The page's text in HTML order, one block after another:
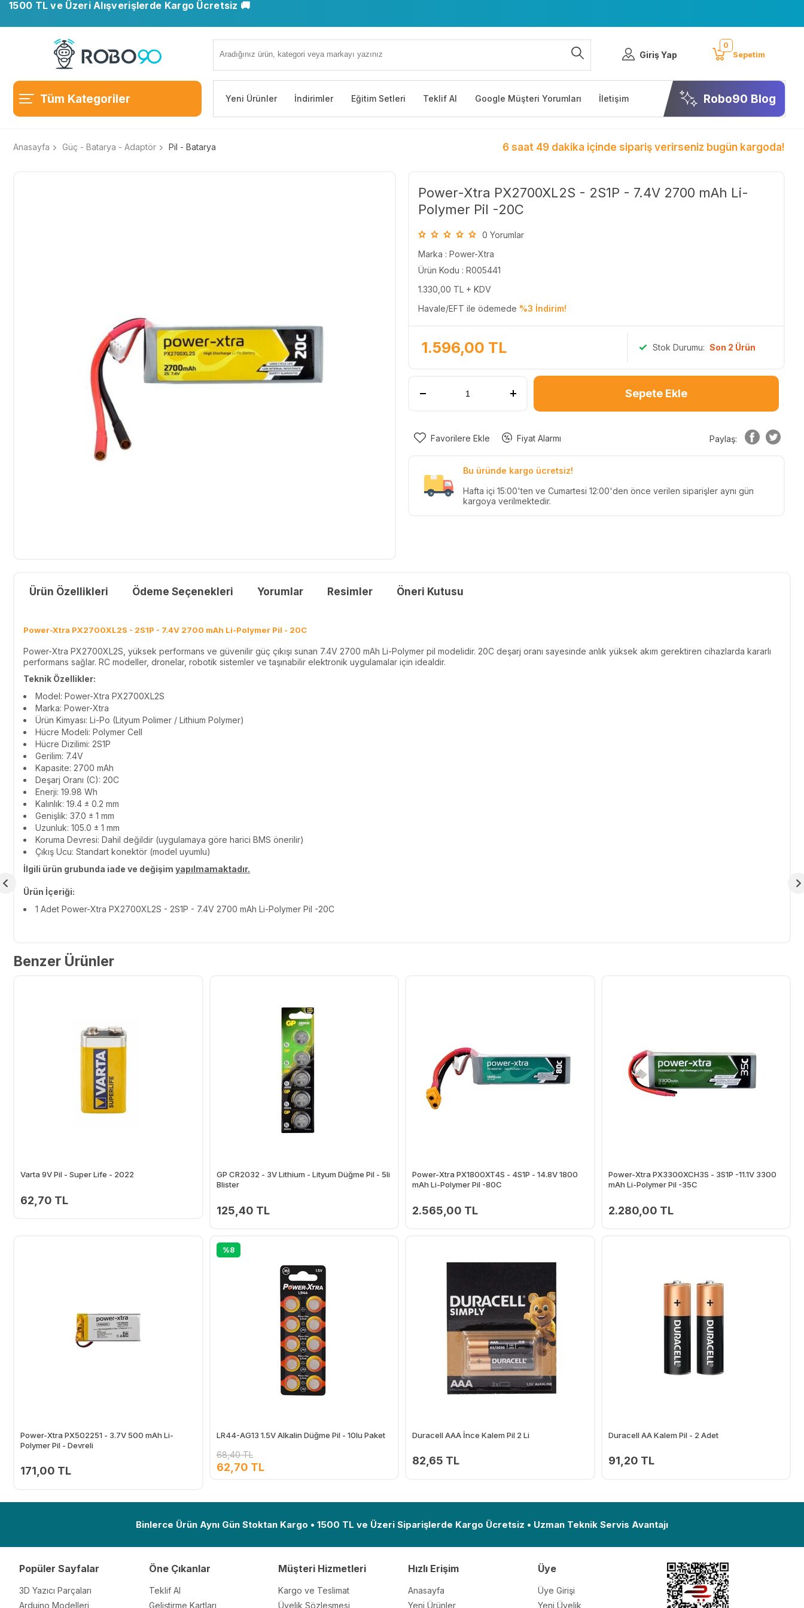
1500 TL ve Üzeri Alışverişlerde Kargo Ücretsiz 🚚
Giriş Yap
0
Sepetim
Tüm Kategoriler Yeni Ürünler İndirimler Eğitim Setleri Teklif Al Google Müşteri Yorumları İletişim Robo90 Blog
Anasayfa Güç - Batarya - Adaptör Pil - Batarya 6 saat 49 dakika içinde sipariş verirseniz bugün kargoda!
Power-Xtra PX2700XL2S - 2S1P - 7.4V 2700 mAh Li-
Polymer Pil -20C
0 Yorumlar
Marka : Power-Xtra
Ürün Kodu : R005441
1.330,00 TL + KDV
Havale/EFT ile ödemede %3 İndirim!
1.596,00 TL Stok Durumu: Son 2 Ürün
Sepete Ekle
Favorilere Ekle Fiyat Alarmı Paylaş:
Bu üründe kargo ücretsiz!
Hafta içi 15:00'ten ve Cumartesi 12:00'den önce verilen siparişler aynı gün
kargoya verilmektedir.
Ürün Özellikleri Ödeme Seçenekleri Yorumlar Resimler Öneri Kutusu
Power-Xtra PX2700XL2S - 2S1P - 7.4V 2700 mAh Li-Polymer Pil - 20C
Power-Xtra PX2700XL2S, yüksek performans ve güvenilir güç çıkışı sunan 7.4V 2700 mAh Li-Polymer pil modelidir. 20C deşarj oranı sayesinde anlık yüksek akım gerektiren cihazlarda kararlı
performans sağlar. RC modeller, dronelar, robotik sistemler ve taşınabilir elektronik uygulamalar için idealdir.
Teknik Özellikler:
Model: Power-Xtra PX2700XL2S
Marka: Power-Xtra
Ürün Kimyası: Li-Po (Lityum Polimer / Lithium Polymer)
Hücre Modeli: Polymer Cell
Hücre Dizilimi: 2S1P
Gerilim: 7.4V
Kapasite: 2700 mAh
Deşarj Oranı (C): 20C
Enerji: 19.98 Wh
Kalınlık: 19.4 ± 0.2 mm
Genişlik: 37.0 ± 1 mm
Uzunluk: 105.0 ± 1 mm
Koruma Devresi: Dahil değildir (uygulamaya göre harici BMS önerilir)
Çıkış Ucu: Standart konektör (model uyumlu)
İlgili ürün grubunda iade ve değişim yapılmamaktadır.
Ürün İçeriği:
1 Adet Power-Xtra PX2700XL2S - 2S1P - 7.4V 2700 mAh Li-Polymer Pil -20C
Benzer Ürünler
Varta 9V Pil - Super Life - 2022
62,70 TL
GP CR2032 - 3V Lithium - Lityum Düğme Pil - 5li
Blister
125,40 TL
Power-Xtra PX1800XT4S - 4S1P - 14.8V 1800
mAh Li-Polymer Pil -80C
2.565,00 TL
Power-Xtra PX3300XCH3S - 3S1P -11.1V 3300
mAh Li-Polymer Pil -35C
2.280,00 TL
Power-Xtra PX502251 - 3.7V 500 mAh Li-
Polymer Pil - Devreli
171,00 TL
%8
LR44-AG13 1.5V Alkalin Düğme Pil - 10lu Paket
68,40 TL
62,70 TL
Duracell AAA İnce Kalem Pil 2 Li
82,65 TL
Duracell AA Kalem Pil - 2 Adet
91,20 TL
Binlerce Ürün Aynı Gün Stoktan Kargo • 1500 TL ve Üzeri Siparişlerde Kargo Ücretsiz • Uzman Teknik Servis Avantajı
Popüler Sayfalar
3D Yazıcı Parçaları
Arduino Modelleri
Öne Çıkanlar
Teklif Al
Geliştirme Kartları
Müşteri Hizmetleri
Kargo ve Teslimat
Üyelik Sözleşmesi
Hızlı Erişim
Anasayfa
Yeni Ürünler
Üye
Üye Girişi
Yeni Üyelik